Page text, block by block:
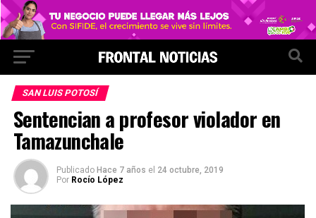
SAN LUIS POTOSÍ
Sentencian a profesor violador en
Tamazunchale
Publicado Hace 7 años el 24 octubre, 2019
Por Rocío López